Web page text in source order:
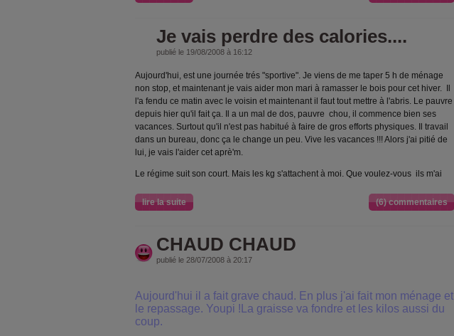
Je vais perdre des calories....
publié le 19/08/2008 à 16:12
Aujourd'hui, est une journée trés "sportive". Je viens de me taper 5 h de ménage
non stop, et maintenant je vais aider mon mari à ramasser le bois pour cet hiver. Il
l'a fendu ce matin avec le voisin et maintenant il faut tout mettre à l'abris. Le pauvre
depuis hier qu'il fait ça. Il a un mal de dos, pauvre chou, il commence bien ses
vacances. Surtout qu'il n'est pas habitué à faire de gros efforts physiques. Il travail
dans un bureau, donc ça le change un peu. Vive les vacances !!! Alors j'ai pitié de
lui, je vais l'aider cet aprè'm.
Le régime suit son court. Mais les kg s'attachent à moi. Que voulez-vous ils m'ai
lire la suite (6) commentaires
CHAUD CHAUD
publié le 28/07/2008 à 20:17
Aujourd'hui il a fait grave chaud. En plus j'ai fait mon ménage et
le repassage. Youpi !La graisse va fondre et les kilos aussi du
coup.